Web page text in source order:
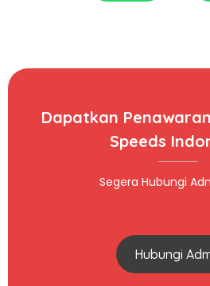
Dapatkan
Speeds
Segera Hubungi
Hubungi